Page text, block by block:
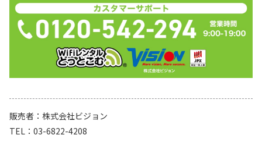
販売者
株式会社ビジョン
TEL
03-6822-4208